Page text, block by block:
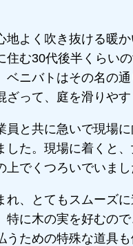
地よく吹き抜ける暖
住む30代後半くらい
ベニバトはその名の
ざって、庭を滑りや
員と共に急いで現場
した。現場に着くと
上でくつろいでいま
れ、とてもスムーズ
特に木の実を好むの
うための特殊な道具